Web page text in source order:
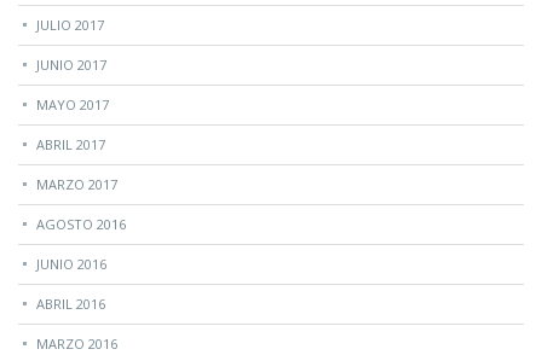
JULIO 2017
JUNIO 2017
MAYO 2017
ABRIL 2017
MARZO 2017
AGOSTO 2016
JUNIO 2016
ABRIL 2016
MARZO 2016